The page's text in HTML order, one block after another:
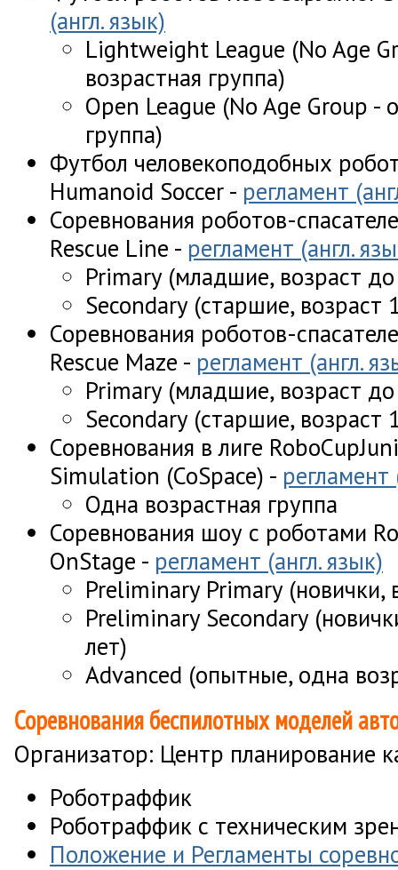
(англ. язык)
Lightweight League (No Age
возрастная группа)
Open League (No Age Group -
группа)
Футбол человекоподобных
Humanoid Soccer - регламент
Соревнования роботов-
Rescue Line - регламент (англ.
Primary (младшие, возраст
Secondary (старшие, возраст
Соревнования роботов-
Rescue Maze - регламент (англ.
Primary (младшие, возраст
Secondary (старшие, возраст
Соревнования в лиге
Simulation (CoSpace) - регламент
Одна возрастная группа
Соревнования шоу с роботами
OnStage - регламент (англ. язык)
Preliminary Primary (новички,
Preliminary Secondary
лет)
Advanced (опытные, одна
Соревнования беспилотных моделей
Организатор: Центр планирование
Роботраффик
Роботраффик с техническим
Положение и Регламенты